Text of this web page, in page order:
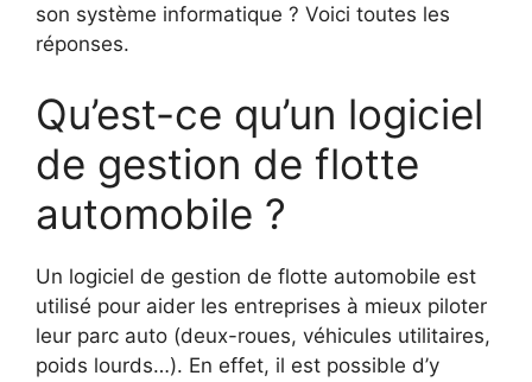
son système informatique ? Voici toutes les
réponses.
Qu’est-ce qu’un logiciel
de gestion de flotte
automobile ?
Un logiciel de gestion de flotte automobile est
utilisé pour aider les entreprises à mieux piloter
leur parc auto (deux-roues, véhicules utilitaires,
poids lourds…). En effet, il est possible d’y